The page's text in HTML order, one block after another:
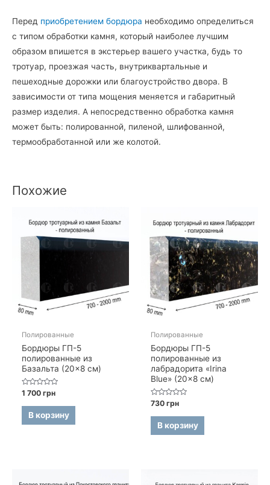
Перед приобретением бордюра необходимо определиться
с типом обработки камня, который наиболее лучшим
образом впишется в экстерьер вашего участка, будь то
тротуар, проезжая часть, внутриквартальные и
пешеходные дорожки или благоустройство двора. В
зависимости от типа мощения меняется и габаритный
размер изделия. А непосредственно обработка камня
может быть: полированной, пиленой, шлифованной,
термообработанной или же колотой.
Похожие
Полированные
Бордюры ГП-5
полированные из
Базальта (20×8 см)
Оценка
из
1 700грн
В корзину
Полированные
Бордюры ГП-5
полированные из
лабрадорита «Irina
Blue» (20×8 см)
Оценка
из
730грн
В корзину